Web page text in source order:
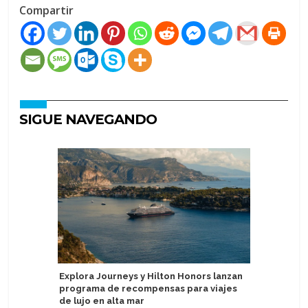
Compartir
SIGUE NAVEGANDO
Explora Journeys y Hilton Honors lanzan
programa de recompensas para viajes
de lujo en alta mar